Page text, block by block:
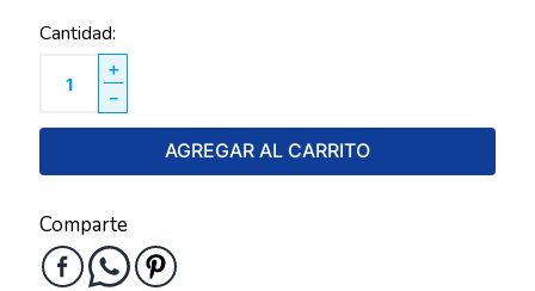
Cantidad
＋
－
AGREGAR AL CARRITO
Comparte